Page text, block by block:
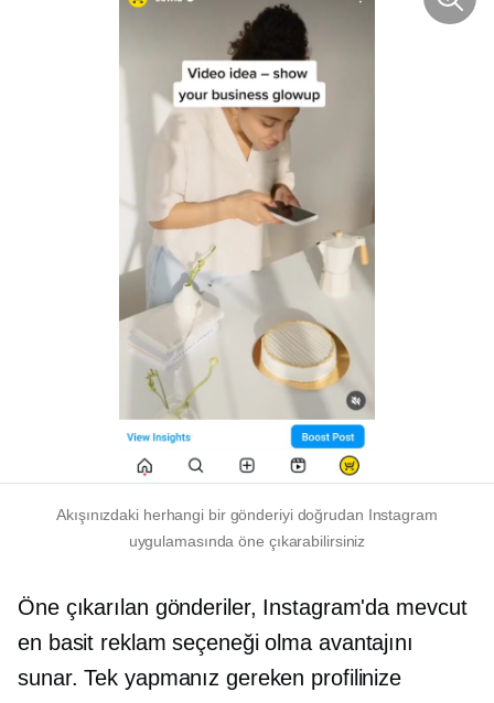
Akışınızdaki herhangi bir gönderiyi doğrudan Instagram
uygulamasında öne çıkarabilirsiniz
Öne çıkarılan gönderiler, Instagram'da mevcut
en basit reklam seçeneği olma avantajını
sunar. Tek yapmanız gereken profilinize